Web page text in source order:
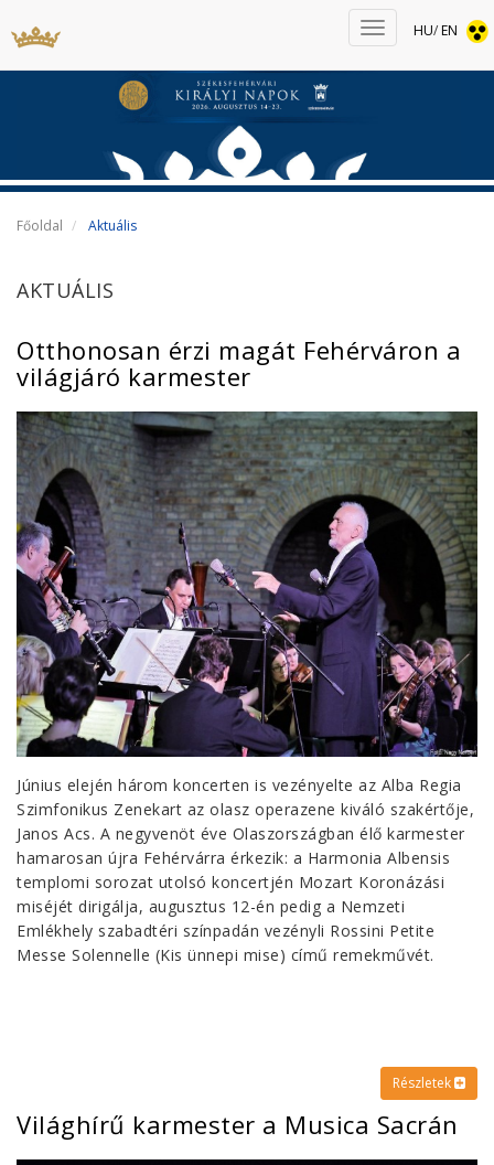
HU/EN
Főoldal Aktuális
AKTUÁLIS
Otthonosan érzi magát Fehérváron a
világjáró karmester
Június elején három koncerten is vezényelte az Alba Regia
Szimfonikus Zenekart az olasz operazene kiváló szakértője,
Janos Acs. A negyvenöt éve Olaszországban élő karmester
hamarosan újra Fehérvárra érkezik: a Harmonia Albensis
templomi sorozat utolsó koncertjén Mozart Koronázási
miséjét dirigálja, augusztus 12-én pedig a Nemzeti
Emlékhely szabadtéri színpadán vezényli Rossini Petite
Messe Solennelle (Kis ünnepi mise) című remekművét.
Részletek
Világhírű karmester a Musica Sacrán